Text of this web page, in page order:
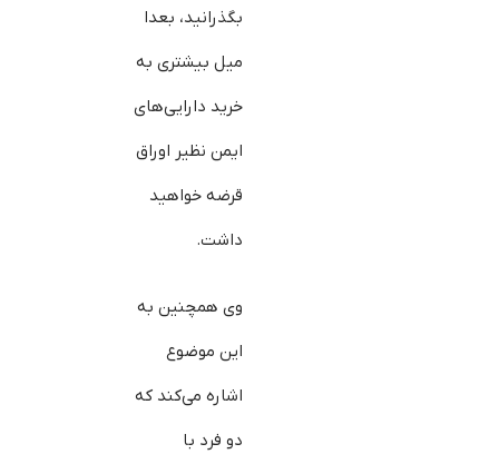
بگذرانید، بعدا
میل بیش‎تری به
خرید دارایی‌های
ایمن نظیر اوراق
قرضه خواهید
داشت.
وی هم‎چنین به
این موضوع
اشاره می‌کند که
دو فرد با